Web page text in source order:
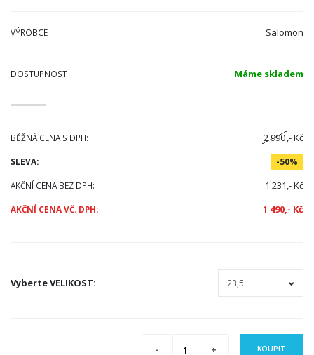
VÝROBCE Salomon
DOSTUPNOST Máme skladem
BĚŽNÁ CENA S DPH: 2 990,- Kč
SLEVA: -50%
AKČNÍ CENA BEZ DPH: 1 231,- Kč
AKČNÍ CENA VČ. DPH: 1 490,- Kč
VyberteVELIKOST:
KOUPIT